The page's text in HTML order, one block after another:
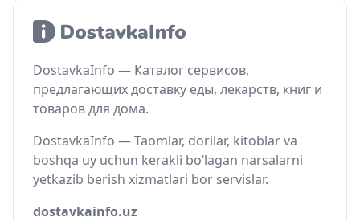
DostavkaInfo — Каталог сервисов,
предлагающих доставку еды, лекарств, книг и
товаров для дома.
DostavkaInfo — Taomlar, dorilar, kitoblar va
boshqa uy uchun kerakli bo‘lagan narsalarni
yetkazib berish xizmatlari bor servislar.
dostavkainfo.uz